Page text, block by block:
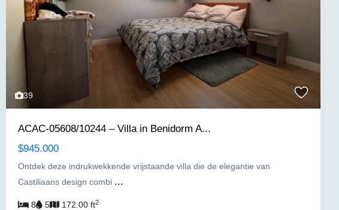
39
ACAC-05608/10244 – Villa in Benidorm A...
$945.000
Ontdek deze indrukwekkende vrijstaande villa die de elegantie van
Castiliaans design combi ...
8 5 172.00 ft2